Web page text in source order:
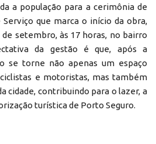
a população para a cerimônia de
que marca o início da obra,
setembro, às 17 horas, no bairro
da gestão é que, após a
se torne não apenas um espaço
e motoristas, mas também
cidade, contribuindo para o lazer, a
turística de Porto Seguro.